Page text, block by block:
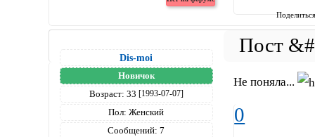
Dis-moi
Новичок
Возраст: 33 [1993-07-07]
Пол: Женский
Сообщений: 7
Не поняла...
0